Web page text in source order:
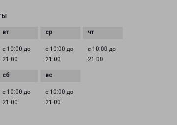
с 10:00 до
21:00
с 10:00 до
21:00
с 10:00 до
21:00
с 10:00 до
21:00
с 10:00 до
21:00